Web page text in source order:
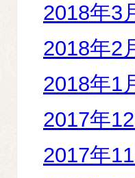
2018年3
2018年2
2018年1
2017年12
2017年11